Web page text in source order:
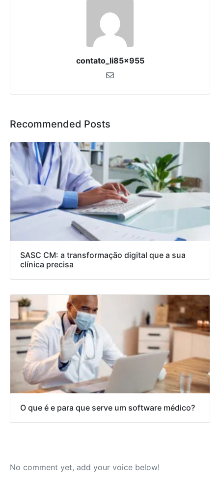
contato_li85x955
Recommended Posts
SASC CM: a transformação digital que a sua
clínica precisa
O que é e para que serve um software médico?
No comment yet, add your voice below!